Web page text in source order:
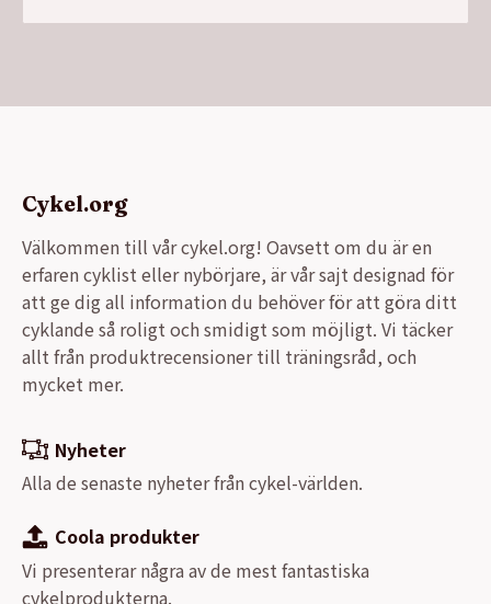
Cykel.org
Välkommen till vår cykel.org! Oavsett om du är en
erfaren cyklist eller nybörjare, är vår sajt designad för
att ge dig all information du behöver för att göra ditt
cyklande så roligt och smidigt som möjligt. Vi täcker
allt från produktrecensioner till träningsråd, och
mycket mer.
Nyheter
Alla de senaste nyheter från cykel-världen.
Coola produkter
Vi presenterar några av de mest fantastiska
cykelprodukterna.